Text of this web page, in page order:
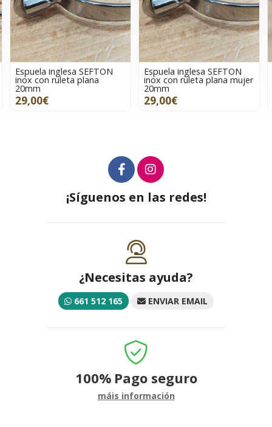
Espuela inglesa SEFTON
inox con ruleta plana
20mm
29,00€
Espuela inglesa SEFTON
inox con ruleta plana mujer
20mm
29,00€
¡Síguenos en las redes!
¿Necesitas ayuda?
661 512 165 ENVIAR EMAIL
100% Pago seguro
máis información